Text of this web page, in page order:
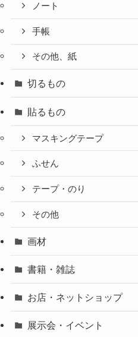
ノート
手帳
その他、紙
切るもの
貼るもの
マスキングテープ
ふせん
テープ・のり
その他
画材
書籍・雑誌
お店・ネットショップ
展示会・イベント